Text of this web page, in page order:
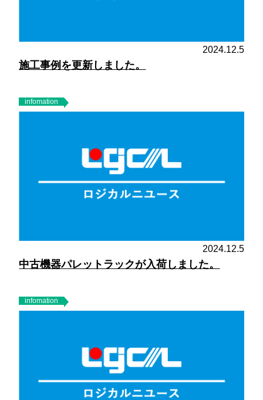
2024.12.5
施工事例を更新しました。
infomation
2024.12.5
中古機器パレットラックが入荷しました。
infomation